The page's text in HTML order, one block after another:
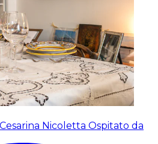
Nicoletta Ospitato da